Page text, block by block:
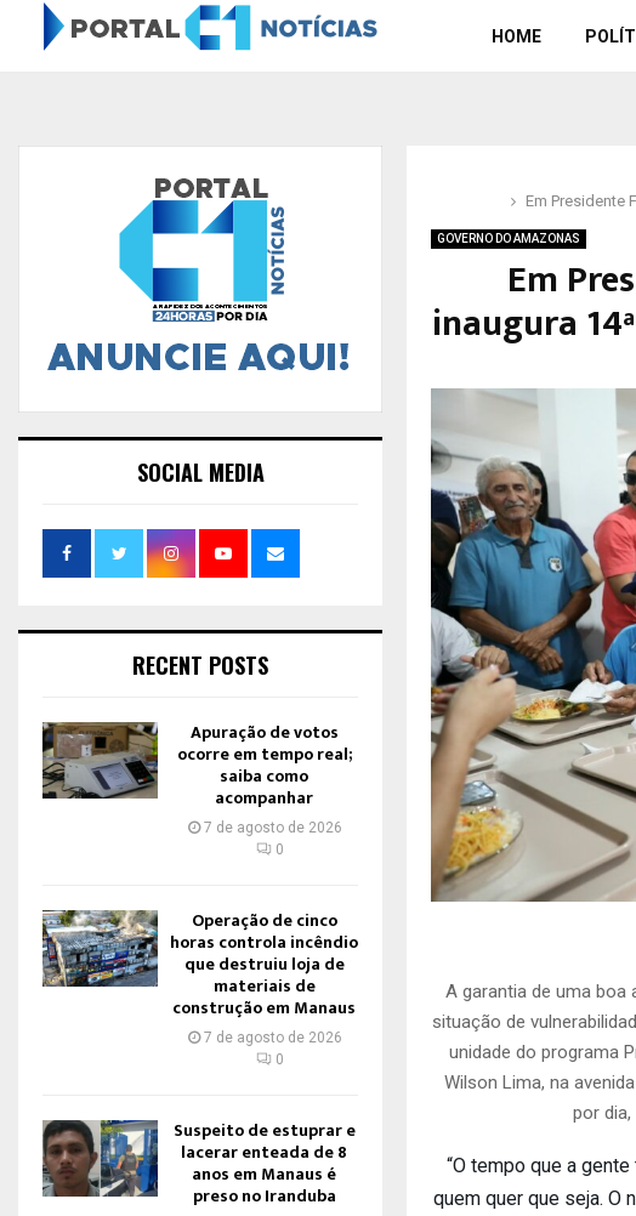
HOME
Em Presidente
GOVERNO DO AMAZONAS
Em
inaugura
A garantia de uma boa
situação de
unidade do programa
Wilson Lima, na
por
“O tempo que a
quem quer que seja. O
SOCIAL MEDIA
RECENT POSTS
Apuração de votos
ocorre em tempo real;
saiba como
acompanhar
7 de agosto de 2026
0
Operação de cinco
horas controla incêndio
que destruiu loja de
materiais de
construção em Manaus
7 de agosto de 2026
0
Suspeito de estuprar e
lacerar enteada de 8
anos em Manaus é
preso no Iranduba